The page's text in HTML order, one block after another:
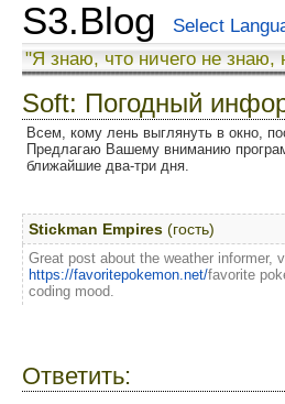
S3.Blog Select
"Я знаю, что ничего не знаю,
Soft: Погодный
Всем, кому лень выглянуть в окно,
Предлагаю Вашему вниманию
ближайшие два-три дня.
Stickman Empires (гость)
Great post about the weather informer,
https://favoritepokemon.net/favorite
coding mood.
Ответить: